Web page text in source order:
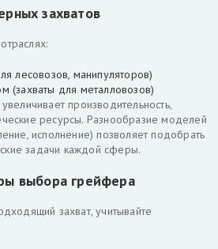
захватов
лесовозов, манипуляторов)
(захваты для металловозов)
производительность,
ресурсы. Разнообразие моделей
исполнение) позволяет подобрать
задачи каждой сферы.
выбора грейфера
захват, учитывайте